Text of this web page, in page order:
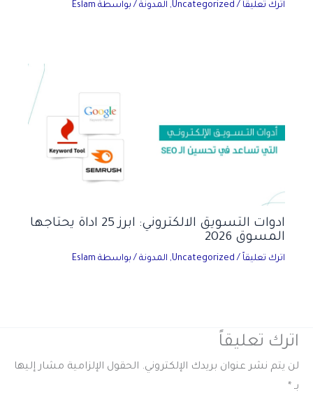
اترك تعليقاً /
Uncategorized
, المدونة / بواسطة Eslam
ادوات التسويق الالكتروني: ابرز 25 اداة يحتاجها
المسوق 2026
اترك تعليقاً /
Uncategorized
, المدونة / بواسطة Eslam
اترك تعليقاً
لن يتم نشر عنوان بريدك الإلكتروني. الحقول الإلزامية مشار إليها
بـ *